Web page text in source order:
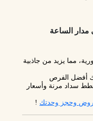
الساعة
مما يزيد من جاذبية
أفضل الفرص
لعام 2025، مع خطط سداد مرنة وأسعار
وحجز وحدتك !